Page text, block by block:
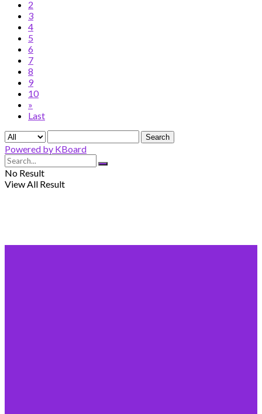
2
3
4
5
6
7
8
9
10
»
Last
Search
Powered by KBoard
No Result
View All Result